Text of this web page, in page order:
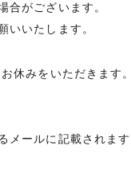
合がございます。
いいたします。
休みをいただきます。
ールに記載されます